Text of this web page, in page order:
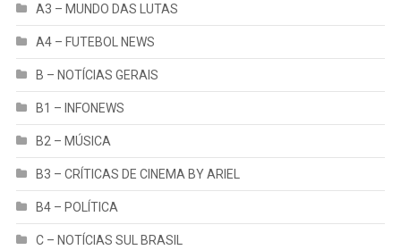
A3 – MUNDO DAS LUTAS
A4 – FUTEBOL NEWS
B – NOTÍCIAS GERAIS
B1 – INFONEWS
B2 – MÚSICA
B3 – CRÍTICAS DE CINEMA BY ARIEL
B4 – POLÍTICA
C – NOTÍCIAS SUL BRASIL